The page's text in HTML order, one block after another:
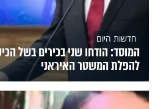
חדשות היום
המוסד: הודחו שני בכירים בשל
להפלת המשטר האיראני